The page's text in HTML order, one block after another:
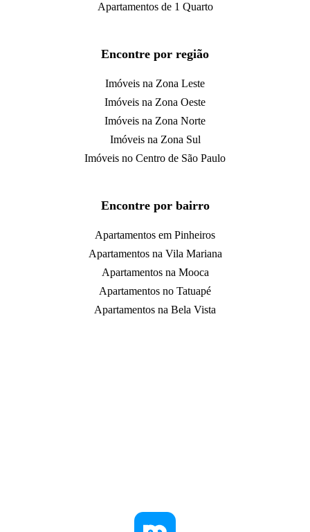
Apartamentos de 1 Quarto
Encontre por região
Imóveis na Zona Leste
Imóveis na Zona Oeste
Imóveis na Zona Norte
Imóveis na Zona Sul
Imóveis no Centro de São Paulo
Encontre por bairro
Apartamentos em Pinheiros
Apartamentos na Vila Mariana
Apartamentos na Mooca
Apartamentos no Tatuapé
Apartamentos na Bela Vista